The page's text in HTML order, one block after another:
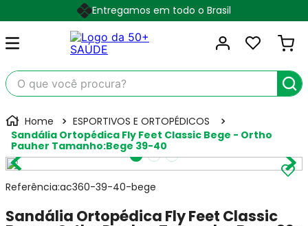
Entregamos em todo o Brasil
O que você procura?
ESPORTIVOS E ORTOPÉDICOS
Sandália Ortopédica Fly Feet Classic Bege - Ortho
Pauher Tamanho:Bege 39-40
Referência:ac360-39-40-bege
Sandália Ortopédica Fly Feet Classic